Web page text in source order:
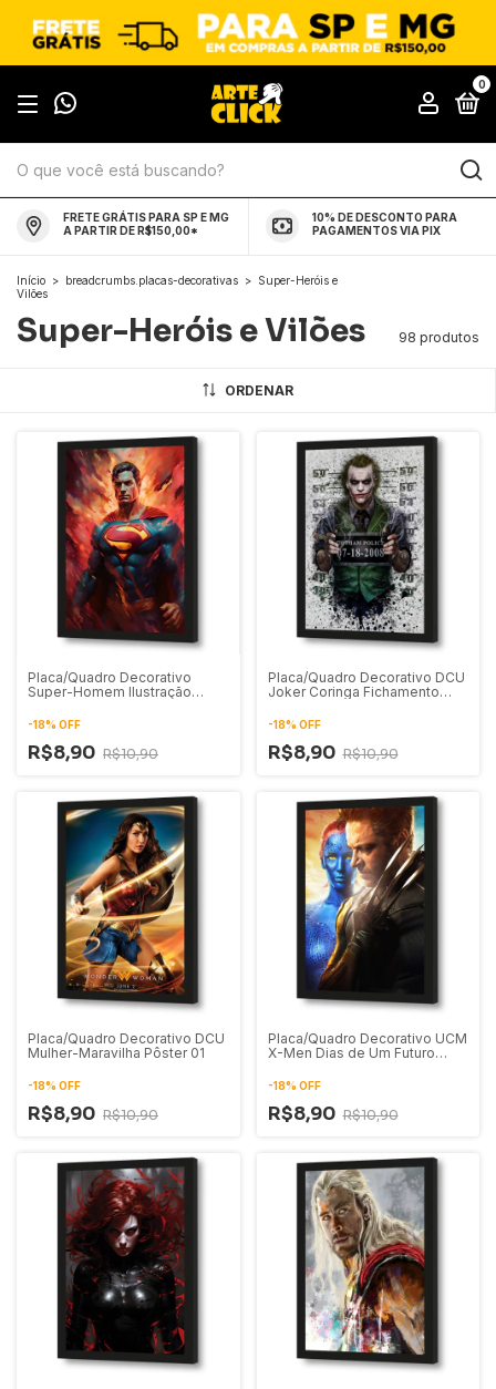
0
FRETE GRÁTIS PARA SP E MG
A PARTIR DE R$150,00*
10% DE DESCONTO PARA
PAGAMENTOS VIA PIX
Início > breadcrumbs.placas-decorativas > Super-Heróis e
Vilões
Super-Heróis e Vilões 98 produtos
ORDENAR
Placa/Quadro Decorativo
Super-Homem Ilustração
-18% OFF
R$8,90 R$10,90
Placa/Quadro Decorativo DCU
Joker Coringa Fichamento
-18% OFF
R$8,90 R$10,90
Placa/Quadro Decorativo DCU
Mulher-Maravilha Pôster 01
-18% OFF
R$8,90 R$10,90
Placa/Quadro Decorativo UCM
X-Men Dias de Um Futuro
-18% OFF
R$8,90 R$10,90